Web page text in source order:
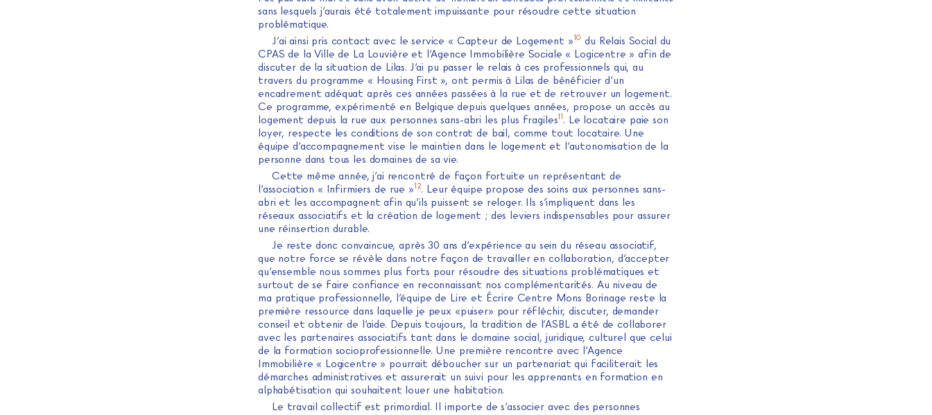
sans lesquels j’aurais été totalement impuissante pour résoudre cette situation
problématique.
J’ai ainsi pris contact avec le service « Capteur de Logement »10 du Relais Social du
CPAS de la Ville de La Louvière et l’Agence Immobilière Sociale « Logicentre » afin de
discuter de la situation de Lilas. J’ai pu passer le relais à ces professionnels qui, au
travers du programme « Housing First », ont permis à Lilas de bénéficier d’un
encadrement adéquat après ces années passées à la rue et de retrouver un logement.
Ce programme, expérimenté en Belgique depuis quelques années, propose un accès au
logement depuis la rue aux personnes sans-abri les plus fragiles11. Le locataire paie son
loyer, respecte les conditions de son contrat de bail, comme tout locataire. Une
équipe d’accompagnement vise le maintien dans le logement et l’autonomisation de la
personne dans tous les domaines de sa vie.
Cette même année, j’ai rencontré de façon fortuite un représentant de
l’association « Infirmiers de rue »12. Leur équipe propose des soins aux personnes sans-
abri et les accompagnent afin qu’ils puissent se reloger. Ils s’impliquent dans les
réseaux associatifs et la création de logement ; des leviers indispensables pour assurer
une réinsertion durable.
Je reste donc convaincue, après 30 ans d’expérience au sein du réseau associatif,
que notre force se révèle dans notre façon de travailler en collaboration, d’accepter
qu’ensemble nous sommes plus forts pour résoudre des situations problématiques et
surtout de se faire confiance en reconnaissant nos complémentarités. Au niveau de
ma pratique professionnelle, l’équipe de Lire et Écrire Centre Mons Borinage reste la
première ressource dans laquelle je peux «puiser» pour réfléchir, discuter, demander
conseil et obtenir de l’aide. Depuis toujours, la tradition de l’ASBL a été de collaborer
avec les partenaires associatifs tant dans le domaine social, juridique, culturel que celui
de la formation socioprofessionnelle. Une première rencontre avec l’Agence
Immobilière « Logicentre » pourrait déboucher sur un partenariat qui faciliterait les
démarches administratives et assurerait un suivi pour les apprenants en formation en
alphabétisation qui souhaitent louer une habitation.
Le travail collectif est primordial. Il importe de s’associer avec des personnes